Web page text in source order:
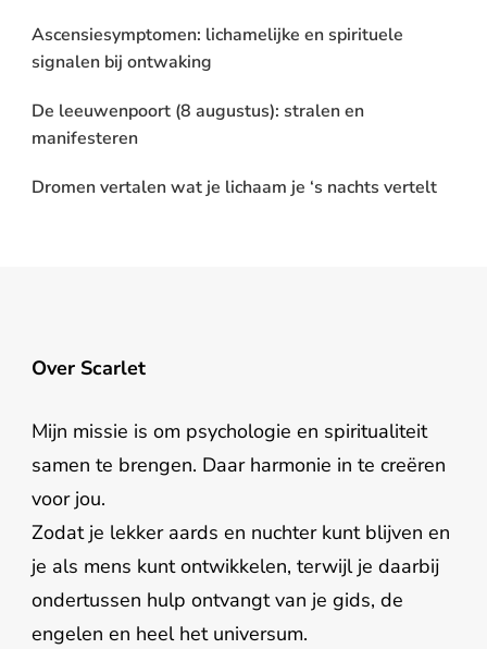
Ascensiesymptomen: lichamelijke en spirituele
signalen bij ontwaking
De leeuwenpoort (8 augustus): stralen en
manifesteren
Dromen vertalen wat je lichaam je ‘s nachts vertelt
Over Scarlet
Mijn missie is om psychologie en spiritualiteit
samen te brengen. Daar harmonie in te creëren
voor jou.
Zodat je lekker aards en nuchter kunt blijven en
je als mens kunt ontwikkelen, terwijl je daarbij
ondertussen hulp ontvangt van je gids, de
engelen en heel het universum.